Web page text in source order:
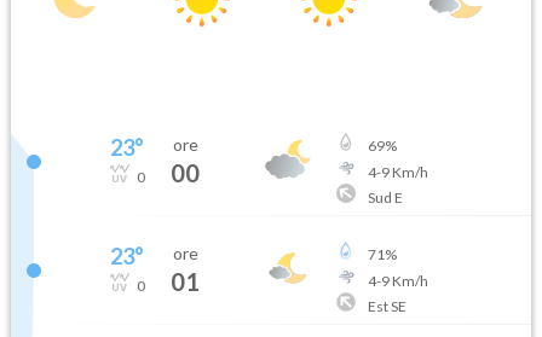
23°
0
ore
00
69%
4-9Km/h
Sud E
23°
0
ore
01
71%
4-9Km/h
Est SE